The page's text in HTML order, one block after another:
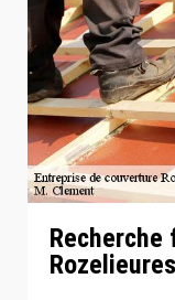
Rozelieures